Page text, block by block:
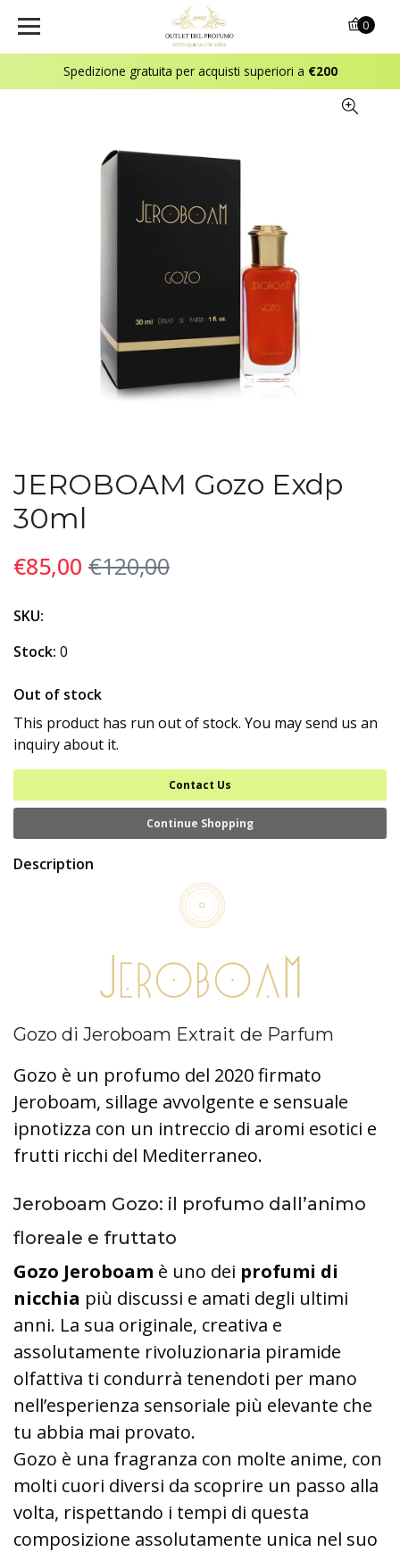
Spedizione gratuita per acquisti superiori a €200
0
JEROBOAM Gozo Exdp
30ml
€85,00 €120,00
SKU:
Stock: 0
Out of stock
This product has run out of stock. You may send us an
inquiry about it.
Contact Us
Continue Shopping
Description
Gozo di Jeroboam Extrait de Parfum
Gozo è un profumo del 2020 firmato
Jeroboam, sillage avvolgente e sensuale
ipnotizza con un intreccio di aromi esotici e
frutti ricchi del Mediterraneo.
Jeroboam Gozo: il profumo dall’animo
floreale e fruttato
Gozo Jeroboam è uno dei profumi di
nicchia più discussi e amati degli ultimi
anni. La sua originale, creativa e
assolutamente rivoluzionaria piramide
olfattiva ti condurrà tenendoti per mano
nell’esperienza sensoriale più elevante che
tu abbia mai provato.
Gozo è una fragranza con molte anime, con
molti cuori diversi da scoprire un passo alla
volta, rispettando i tempi di questa
composizione assolutamente unica nel suo